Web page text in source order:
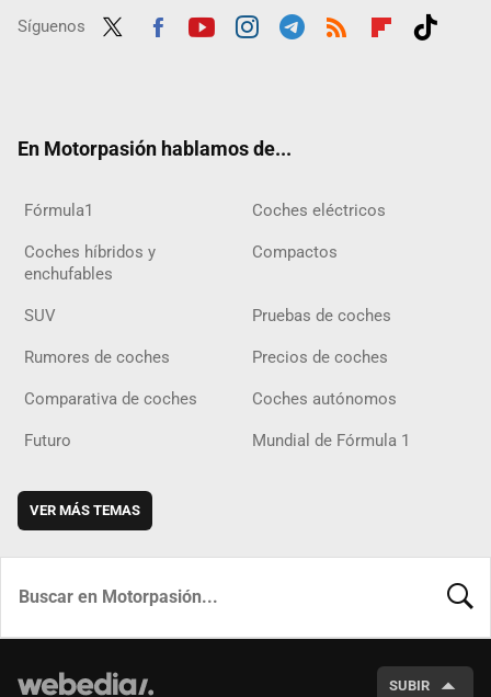
Síguenos
En Motorpasión hablamos de...
Fórmula1 Coches eléctricos
Coches híbridos y
enchufables
Compactos
SUV Pruebas de coches
Rumores de coches Precios de coches
Comparativa de coches Coches autónomos
Futuro Mundial de Fórmula 1
VER MÁS TEMAS
SUBIR